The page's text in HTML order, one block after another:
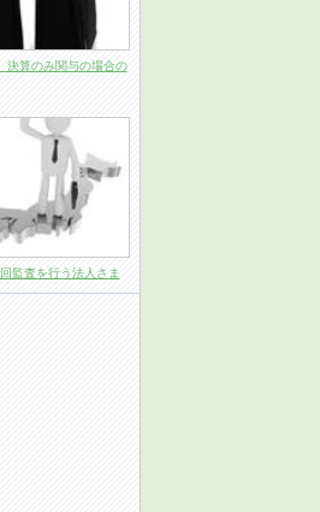
決算のみ関与の場合の
監査を行う法人さま